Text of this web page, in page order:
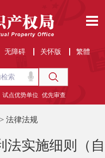
无障碍 关怀版 繁體
试点优势单位 优先审查
> 法律法规
法实施细则（自